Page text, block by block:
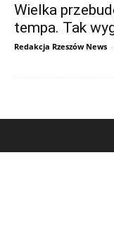
Wielka
tempa. Tak
Redakcja Rzeszów News -